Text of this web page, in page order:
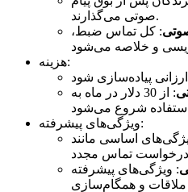
صوتی می‌گذارند.
: کل تماس ضبط،
هزینه:
: از 30 دلار در ماه به
ویژگی‌های پیشرفته:
اساسی مانند
: ویژگی‌های پیشرفته